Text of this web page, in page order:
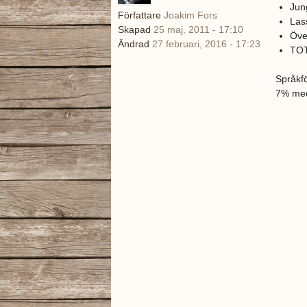
Författare Joakim Fors
Skapad 25 maj, 2011 - 17:10
Ändrad 27 februari, 2016 - 17:23
7%